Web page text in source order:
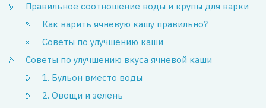
Правильное соотношение воды и крупы для варки
Как варить ячневую кашу правильно?
Советы по улучшению каши
Советы по улучшению вкуса ячневой каши
1. Бульон вместо воды
2. Овощи и зелень